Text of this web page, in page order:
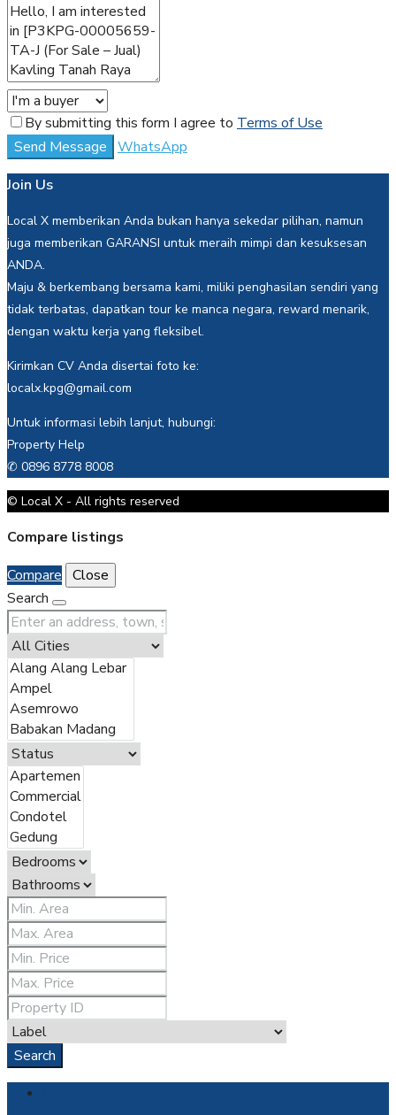
By submitting this form I agree to Terms of Use
Send Message WhatsApp
Join Us
Local X memberikan Anda bukan hanya sekedar pilihan, namun
juga memberikan GARANSI untuk meraih mimpi dan kesuksesan
ANDA.
Maju & berkembang bersama kami, miliki penghasilan sendiri yang
tidak terbatas, dapatkan tour ke manca negara, reward menarik,
dengan waktu kerja yang fleksibel.
Kirimkan CV Anda disertai foto ke:
localx.kpg@gmail.com
Untuk informasi lebih lanjut, hubungi:
Property Help
✆ 0896 8778 8008
© Local X - All rights reserved
Compare listings
Compare Close
Search
Search